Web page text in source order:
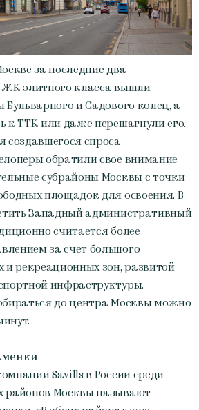
за последние два
ЖК элитного класса вышли
и Садового колец, а
к ТТК или даже перешагнули его.
создавшегося спроса
обратили свое внимание
субрайоны Москвы с точки
площадок для освоения. В
Западный административный
считается более
за счет большого
и рекреационных зон, развитой
инфраструктуры.
до центра Москвы можно
Savills в России среди
районов Москвы называют